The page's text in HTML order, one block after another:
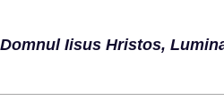
Domnul Iisus Hristos,